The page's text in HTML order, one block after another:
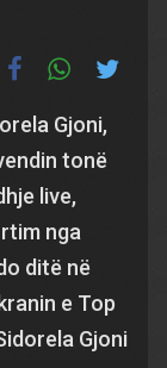
Gjoni,
tonë
live,
nga
ditë në
e Top
Gjoni